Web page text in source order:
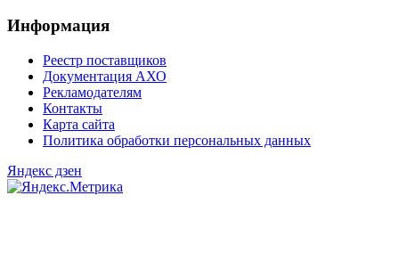
Информация
Реестр поставщиков
Документация АХО
Рекламодателям
Контакты
Карта сайта
Политика обработки персональных данных
Яндекс дзен